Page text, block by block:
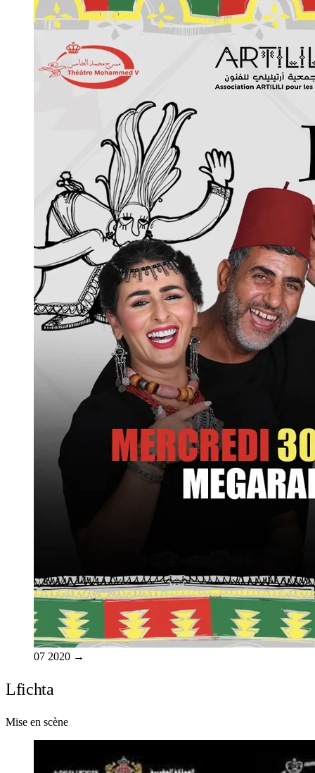
07 2020 →
Lfichta
Mise en scène